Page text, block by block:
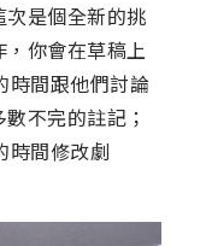
是個全新的挑
你會在草稿上
時間跟他們討論
不完的註記；
時間修改劇